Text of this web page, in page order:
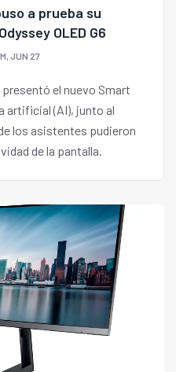
a prueba su
OLED G6
JUN 27
el nuevo Smart
artificial (AI), junto al
los asistentes pudieron
de la pantalla.